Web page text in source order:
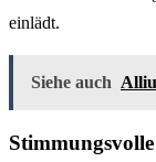
einlädt.
Siehe auch